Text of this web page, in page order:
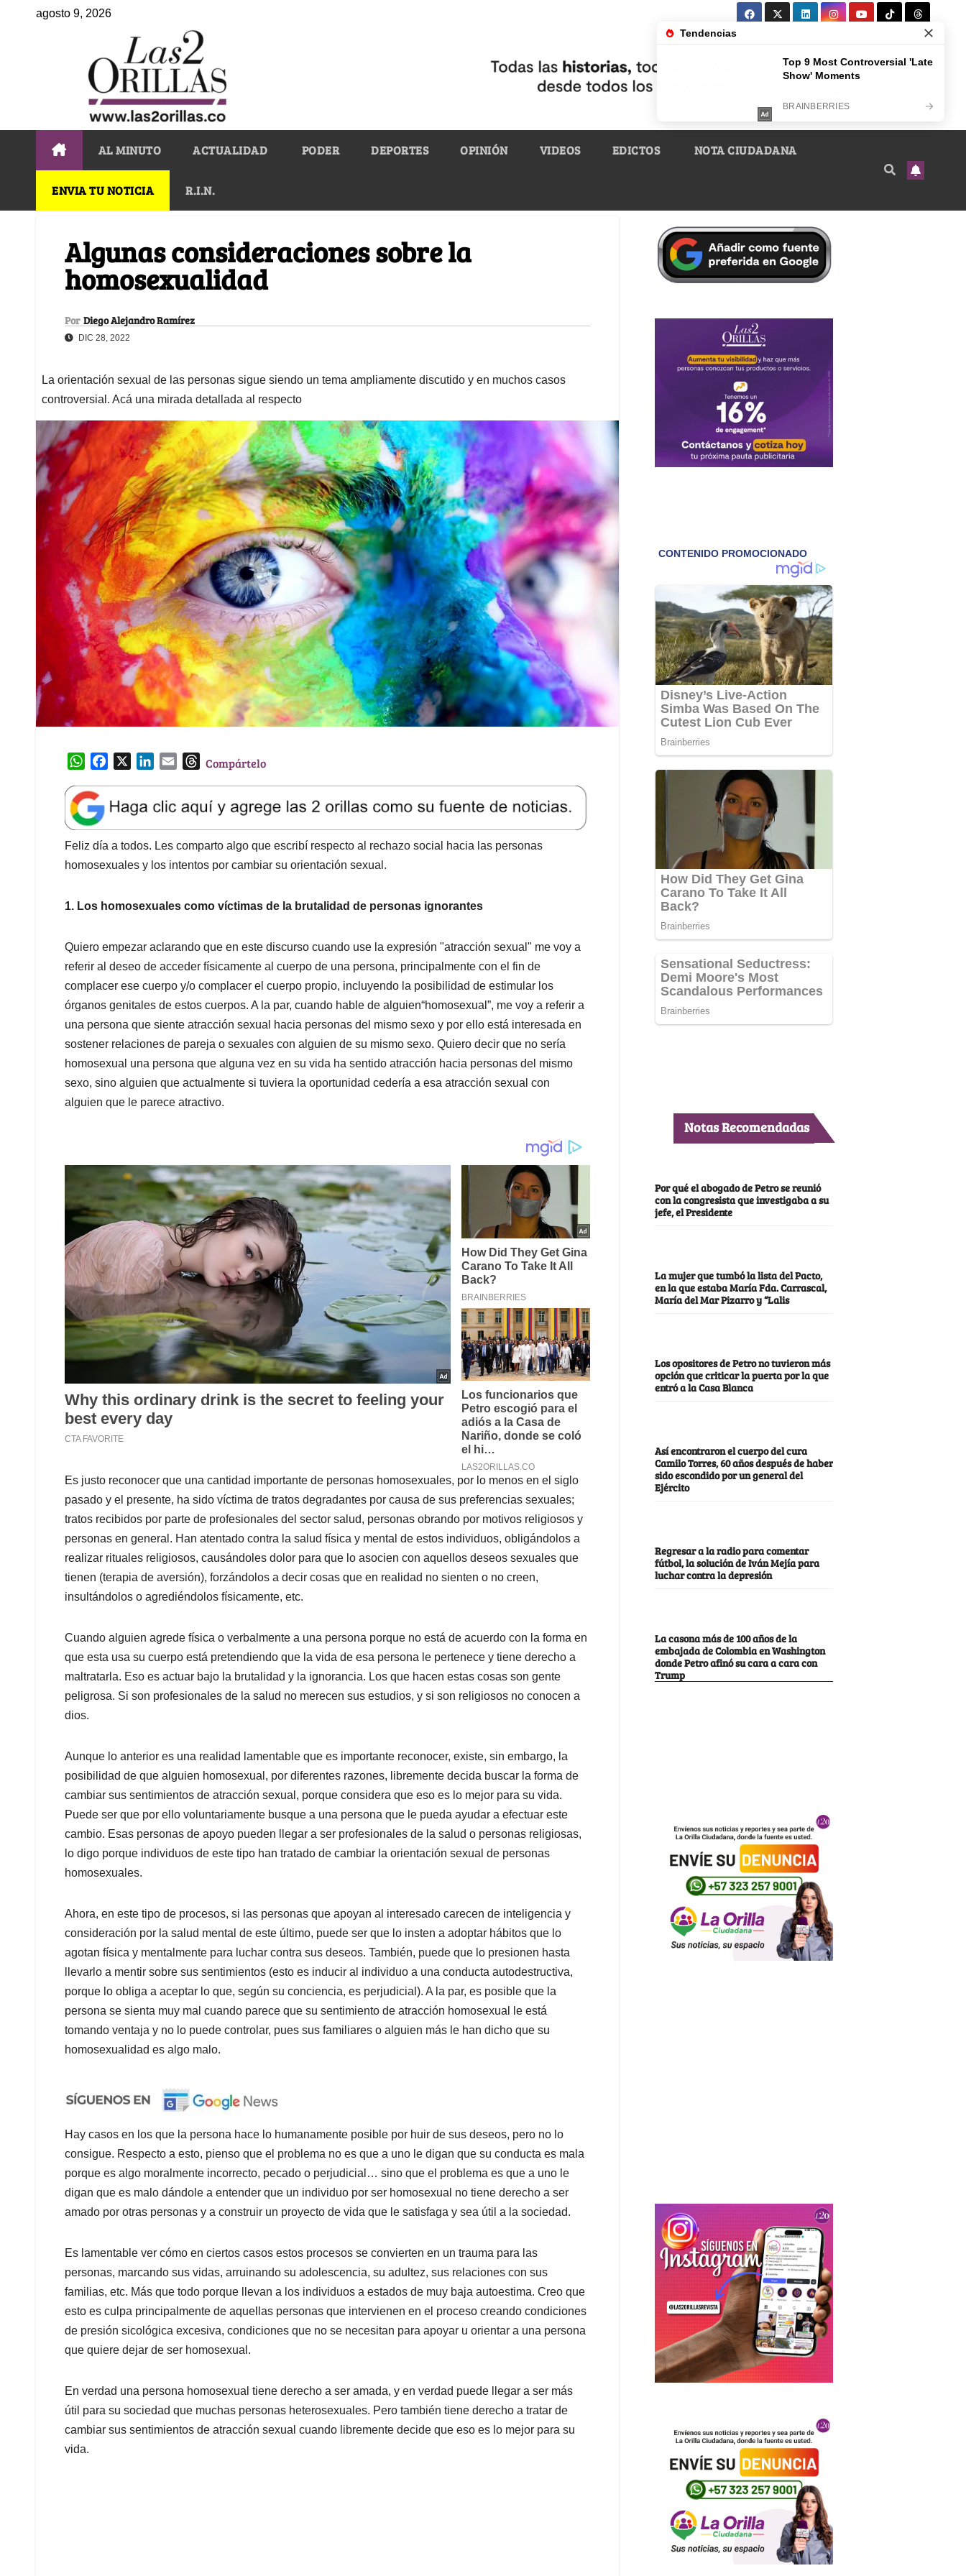
agosto 9, 2026
AL MINUTO ACTUALIDAD PODER DEPORTES OPINIÓN VIDEOS EDICTOS NOTA CIUDADANA
ENVIA TU NOTICIA R.I.N.
Algunas consideraciones sobre la
homosexualidad
Por Diego Alejandro Ramírez
DIC 28, 2022
La orientación sexual de las personas sigue siendo un tema ampliamente discutido y en muchos casos
controversial. Acá una mirada detallada al respecto
W
a
t
s
A
p
e
b
o
o
k
e
d
I
l
T
e
a
d
s
Compártelo
Feliz día a todos. Les comparto algo que escribí respecto al rechazo social hacia las personas
homosexuales y los intentos por cambiar su orientación sexual.
1. Los homosexuales como víctimas de la brutalidad de personas ignorantes
Quiero empezar aclarando que en este discurso cuando use la expresión "atracción sexual" me voy a
referir al deseo de acceder físicamente al cuerpo de una persona, principalmente con el fin de
complacer ese cuerpo y/o complacer el cuerpo propio, incluyendo la posibilidad de estimular los
órganos genitales de estos cuerpos. A la par, cuando hable de alguien“homosexual”, me voy a referir a
una persona que siente atracción sexual hacia personas del mismo sexo y por ello está interesada en
sostener relaciones de pareja o sexuales con alguien de su mismo sexo. Quiero decir que no sería
homosexual una persona que alguna vez en su vida ha sentido atracción hacia personas del mismo
sexo, sino alguien que actualmente si tuviera la oportunidad cedería a esa atracción sexual con
alguien que le parece atractivo.
Es justo reconocer que una cantidad importante de personas homosexuales, por lo menos en el siglo
pasado y el presente, ha sido víctima de tratos degradantes por causa de sus preferencias sexuales;
tratos recibidos por parte de profesionales del sector salud, personas obrando por motivos religiosos y
personas en general. Han atentado contra la salud física y mental de estos individuos, obligándolos a
realizar rituales religiosos, causándoles dolor para que lo asocien con aquellos deseos sexuales que
tienen (terapia de aversión), forzándolos a decir cosas que en realidad no sienten o no creen,
insultándolos o agrediéndolos físicamente, etc.
Cuando alguien agrede física o verbalmente a una persona porque no está de acuerdo con la forma en
que esta usa su cuerpo está pretendiendo que la vida de esa persona le pertenece y tiene derecho a
maltratarla. Eso es actuar bajo la brutalidad y la ignorancia. Los que hacen estas cosas son gente
peligrosa. Si son profesionales de la salud no merecen sus estudios, y si son religiosos no conocen a
dios.
Aunque lo anterior es una realidad lamentable que es importante reconocer, existe, sin embargo, la
posibilidad de que alguien homosexual, por diferentes razones, libremente decida buscar la forma de
cambiar sus sentimientos de atracción sexual, porque considera que eso es lo mejor para su vida.
Puede ser que por ello voluntariamente busque a una persona que le pueda ayudar a efectuar este
cambio. Esas personas de apoyo pueden llegar a ser profesionales de la salud o personas religiosas,
lo digo porque individuos de este tipo han tratado de cambiar la orientación sexual de personas
homosexuales.
Ahora, en este tipo de procesos, si las personas que apoyan al interesado carecen de inteligencia y
consideración por la salud mental de este último, puede ser que lo insten a adoptar hábitos que lo
agotan física y mentalmente para luchar contra sus deseos. También, puede que lo presionen hasta
llevarlo a mentir sobre sus sentimientos (esto es inducir al individuo a una conducta autodestructiva,
porque lo obliga a aceptar lo que, según su conciencia, es perjudicial). A la par, es posible que la
persona se sienta muy mal cuando parece que su sentimiento de atracción homosexual le está
tomando ventaja y no lo puede controlar, pues sus familiares o alguien más le han dicho que su
homosexualidad es algo malo.
Hay casos en los que la persona hace lo humanamente posible por huir de sus deseos, pero no lo
consigue. Respecto a esto, pienso que el problema no es que a uno le digan que su conducta es mala
porque es algo moralmente incorrecto, pecado o perjudicial… sino que el problema es que a uno le
digan que es malo dándole a entender que un individuo por ser homosexual no tiene derecho a ser
amado por otras personas y a construir un proyecto de vida que le satisfaga y sea útil a la sociedad.
Es lamentable ver cómo en ciertos casos estos procesos se convierten en un trauma para las
personas, marcando sus vidas, arruinando su adolescencia, su adultez, sus relaciones con sus
familias, etc. Más que todo porque llevan a los individuos a estados de muy baja autoestima. Creo que
esto es culpa principalmente de aquellas personas que intervienen en el proceso creando condiciones
de presión sicológica excesiva, condiciones que no se necesitan para apoyar u orientar a una persona
que quiere dejar de ser homosexual.
En verdad una persona homosexual tiene derecho a ser amada, y en verdad puede llegar a ser más
útil para su sociedad que muchas personas heterosexuales. Pero también tiene derecho a tratar de
cambiar sus sentimientos de atracción sexual cuando libremente decide que eso es lo mejor para su
vida.
Notas Recomendadas
Por qué el abogado de Petro se reunió
con la congresista que investigaba a su
jefe, el Presidente
La mujer que tumbó la lista del Pacto,
en la que estaba María Fda. Carrascal,
María del Mar Pizarro y “Lalis
Los opositores de Petro no tuvieron más
opción que criticar la puerta por la que
entró a la Casa Blanca
Así encontraron el cuerpo del cura
Camilo Torres, 60 años después de haber
sido escondido por un general del
Ejército
Regresar a la radio para comentar
fútbol, la solución de Iván Mejía para
luchar contra la depresión
La casona más de 100 años de la
embajada de Colombia en Washington
donde Petro afinó su cara a cara con
Trump